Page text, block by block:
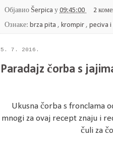
Објавио Šerpica у 09:45:00
2
Ознаке: brza pita , krompir , peciva i
5. 7. 2016.
Paradajz čorba s
Ukusna čorba s fronclama
mnogi za ovaj recept znaju i
čuli za